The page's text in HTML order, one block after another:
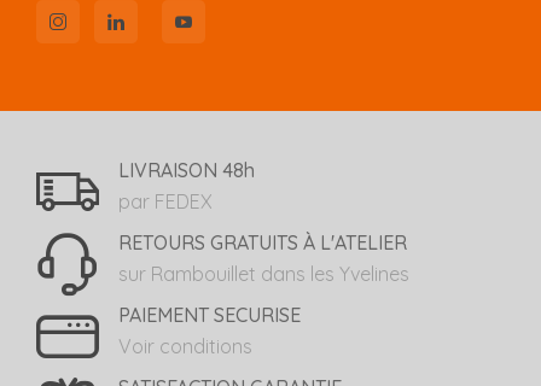
LIVRAISON 48h
par FEDEX
RETOURS GRATUITS À L'ATELIER
sur Rambouillet dans les Yvelines
PAIEMENT SECURISE
Voir conditions